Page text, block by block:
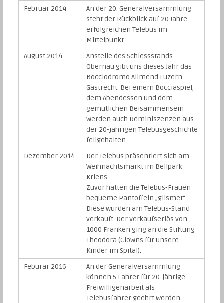
Februar 2014
An der 20. Generalversammlung
steht der Rückblick auf 20 Jahre
erfolgreichen Telebus im
Mittelpunkt.
August 2014
Anstelle des Schiessstands
Obernau gibt uns dieses Jahr das
Bocciodromo Allmend Luzern
Gastrecht. Bei einem Bocciaspiel,
dem Abendessen und dem
gemütlichen Beisammensein
werden auch Reminiszenzen aus
der 20-jährigen Telebusgeschichte
feilgehalten.
Dezember 2014
Der Telebus präsentiert sich am
Weihnachtsmarkt im Bellpark
Kriens.
Zuvor hatten die Telebus-Frauen
bequeme Pantoffeln „glismet“.
Diese wurden am Telebus-Stand
verkauft. Der Verkaufserlös von
1000 Franken ging an die Stiftung
Theodora (Clowns für unsere
Kinder im Spital).
Feburar 2016
An der Generalversammlung
können 5 Fahrer für 20-jährige
Freiwilligenarbeit als
Telebusfahrer geehrt werden: